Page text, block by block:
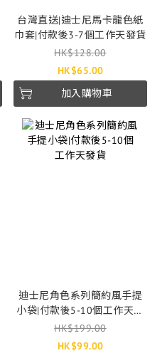
台灣直送|迪士尼馬卡龍色紙
巾套|付款後3-7個工作天發貨
HK$128.00
HK$65.00
加入購物車
迪士尼角色系列簡約風手提
小袋|付款後5-10個工作天發
貨
HK$199.00
HK$99.00